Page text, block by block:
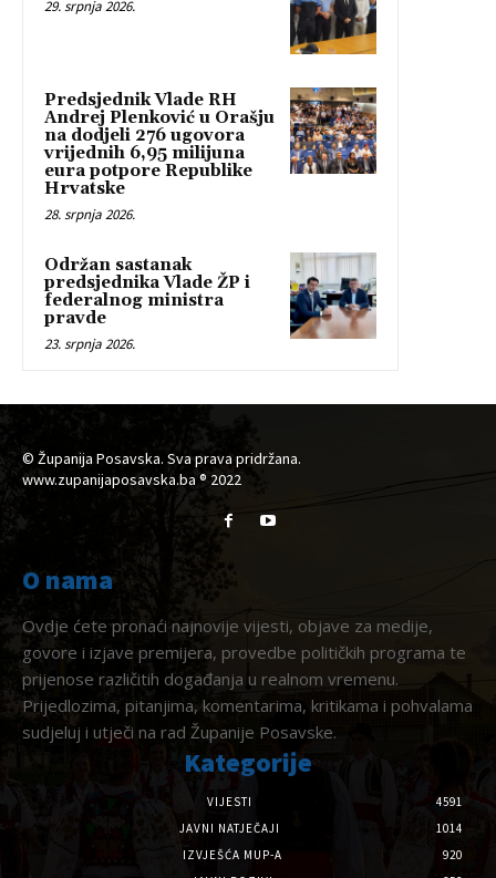
29. srpnja 2026.
Predsjednik Vlade RH
Andrej Plenković u Orašju
na dodjeli 276 ugovora
vrijednih 6,95 milijuna
eura potpore Republike
Hrvatske
28. srpnja 2026.
Održan sastanak
predsjednika Vlade ŽP i
federalnog ministra
pravde
23. srpnja 2026.
© Županija Posavska. Sva prava pridržana.
www.zupanijaposavska.ba ® 2022
O nama
Ovdje ćete pronaći najnovije vijesti, objave za medije,
govore i izjave premijera, provedbe političkih programa te
prijenose različitih događanja u realnom vremenu.
Prijedlozima, pitanjima, komentarima, kritikama i pohvalama
sudjeluj i utječi na rad Županije Posavske.
Kategorije
VIJESTI
4591
JAVNI NATJEČAJI
1014
IZVJEŠĆA MUP-A
920